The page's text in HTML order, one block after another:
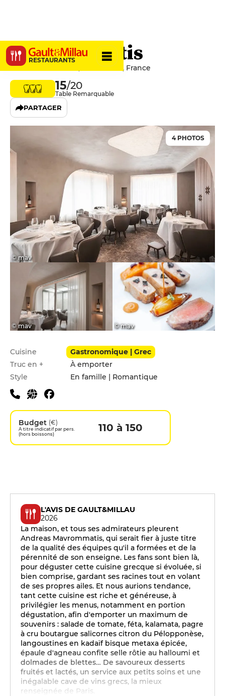
RESTAURANTS
Mavrommatis
42 Rue Daubenton, 75005 Paris, France
15/20
Table Remarquable
PARTAGER
© mav
© mav © mav
4 PHOTOS
Infos pratiques
Cuisine
Gastronomique | Grec
Truc en +
À emporter
Style
En famille | Romantique
Budget (€)
A titre indicatif par pers.
(hors boissons)
110 à 150
L'AVIS DE GAULT&MILLAU
2026
La maison, et tous ses admirateurs pleurent
Andreas Mavrommatis, qui serait fier à juste titre
de la qualité des équipes qu'il a formées et de la
pérennité de son enseigne. Les fans sont bien là,
pour déguster cette cuisine grecque si évoluée, si
bien comprise, gardant ses racines tout en volant
de ses propres ailes. Et nous aurions tendance,
tant cette cuisine est riche et généreuse, à
privilégier les menus, notamment en portion
dégustation, afin d'emporter un maximum de
souvenirs : salade de tomate, féta, kalamata, pagre
à cru boutargue salicornes citron du Pélopponèse,
langoustines en kadaïf bisque metaxa épicée,
épaule d'agneau confite selle rôtie au halloumi et
dolmades de blettes… De savoureux desserts
fruités et lactés, un service aux petits soins et une
inégalable cave de vins grecs, la mieux
renseignée de Paris.